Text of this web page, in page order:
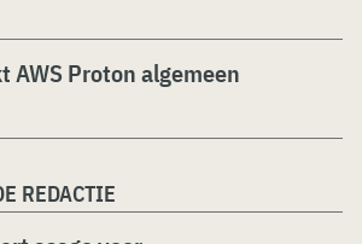
AWS Proton algemeen
REDACTIE